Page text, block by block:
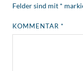
Felder sind mit *
KOMMENTAR*